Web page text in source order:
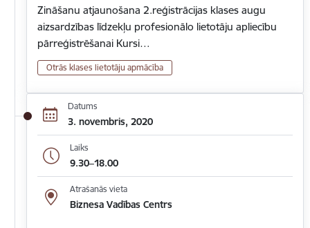
Zināšanu atjaunošana 2.reģistrācijas klases augu
aizsardzības līdzekļu profesionālo lietotāju apliecību
pārreģistrēšanai Kursi…
Otrās klases lietotāju apmācība
Datums
3. novembris, 2020
Laiks
9.30–18.00
Atrašanās vieta
Biznesa Vadības Centrs